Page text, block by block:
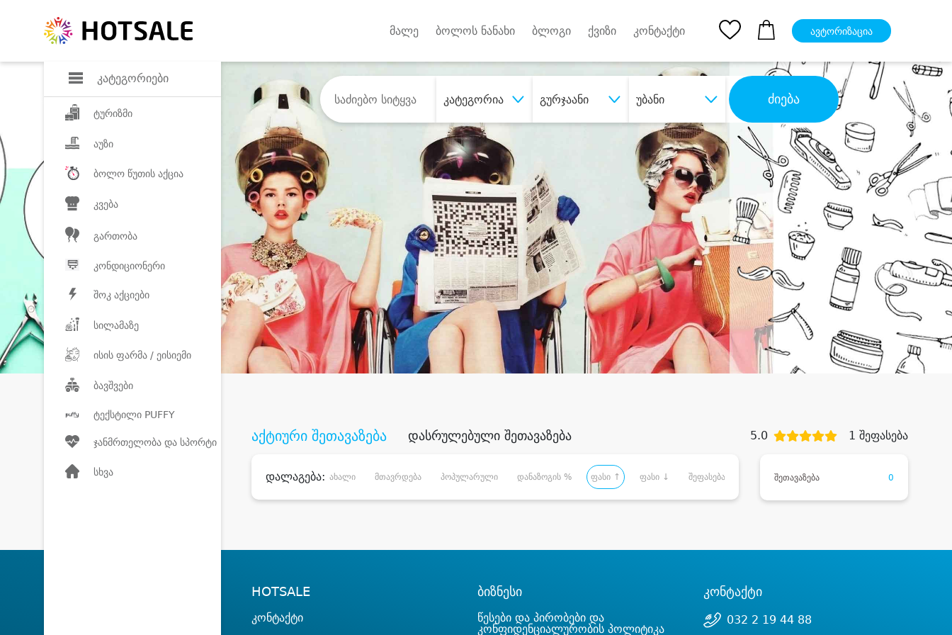
კატეგორიები
ტურიზმი
აუზი
ბოლო წუთის აქცია
კვება
გართობა
კონდიციონერი
შოკ აქციები
სილამაზე
ისის ფარმა / ეისიემი
ბავშვები
ტექსტილი PUFFY
ჯანმრთელობა და სპორტი
სხვა
მალე ბოლოს ნანახი ბლოგი ქვიზი კონტაქტი ავტორიზაცია
კატეგორია გურჯაანი უბანი ძიება
შეიძინე სასურველი მომსახურებადიდი დანაზოგით
აქტიური შეთავაზება დასრულებული შეთავაზება 5.0 1 შეფასება
დალაგება: ახალი მთავრდება პოპულარული დანაზოგის % ფასი ↑ ფასი ↓ შეფასება შეთავაზება 0
HOTSALE
კონტაქტი
ბიზნესი
წესები და პირობები და
კონფიდენციალურობის პოლიტიკა
კონტაქტი
032 2 19 44 88